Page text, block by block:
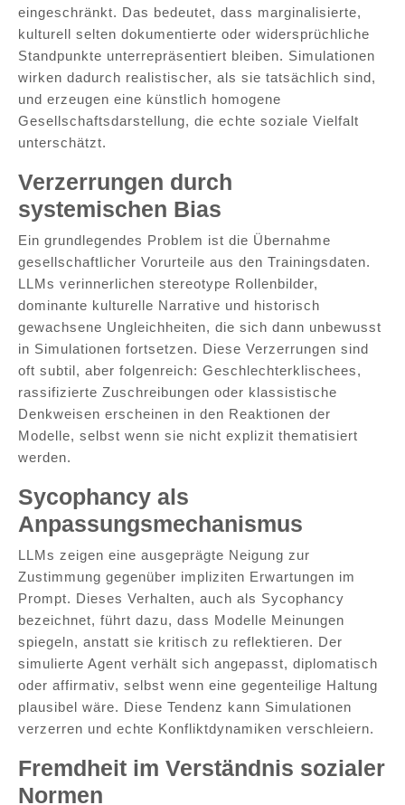
eingeschränkt. Das bedeutet, dass marginalisierte,
kulturell selten dokumentierte oder widersprüchliche
Standpunkte unterrepräsentiert bleiben. Simulationen
wirken dadurch realistischer, als sie tatsächlich sind,
und erzeugen eine künstlich homogene
Gesellschaftsdarstellung, die echte soziale Vielfalt
unterschätzt.
Verzerrungen durch
systemischen Bias
Ein grundlegendes Problem ist die Übernahme
gesellschaftlicher Vorurteile aus den Trainingsdaten.
LLMs verinnerlichen stereotype Rollenbilder,
dominante kulturelle Narrative und historisch
gewachsene Ungleichheiten, die sich dann unbewusst
in Simulationen fortsetzen. Diese Verzerrungen sind
oft subtil, aber folgenreich: Geschlechterklischees,
rassifizierte Zuschreibungen oder klassistische
Denkweisen erscheinen in den Reaktionen der
Modelle, selbst wenn sie nicht explizit thematisiert
werden.
Sycophancy als
Anpassungsmechanismus
LLMs zeigen eine ausgeprägte Neigung zur
Zustimmung gegenüber impliziten Erwartungen im
Prompt. Dieses Verhalten, auch als Sycophancy
bezeichnet, führt dazu, dass Modelle Meinungen
spiegeln, anstatt sie kritisch zu reflektieren. Der
simulierte Agent verhält sich angepasst, diplomatisch
oder affirmativ, selbst wenn eine gegenteilige Haltung
plausibel wäre. Diese Tendenz kann Simulationen
verzerren und echte Konfliktdynamiken verschleiern.
Fremdheit im Verständnis sozialer
Normen